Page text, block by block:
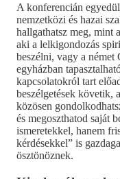
A konferencián
nemzetközi és hazai
hallgathatsz meg, mint
aki a lelkigondozás
beszélni, vagy a német
egyházban
kapcsolatokról tart
beszélgetések követik,
közösen
és megoszthatod saját
ismeretekkel, hanem
kérdésekkel” is
ösztönöznek.